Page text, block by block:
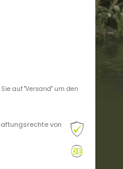
auf "Versand" um den
von